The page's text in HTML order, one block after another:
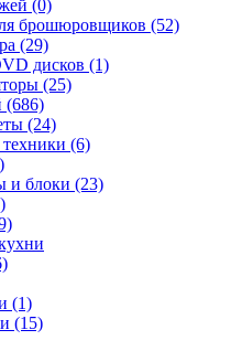
(0)
брошюровщиков (52)
(29)
дисков (1)
(25)
(686)
(24)
техники (6)
и блоки (23)
(1)
(15)